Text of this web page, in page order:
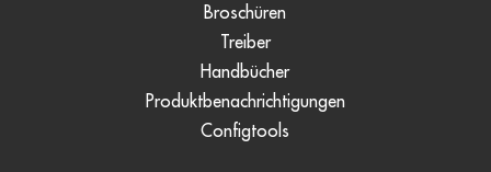
Broschüren
Treiber
Handbücher
Produktbenachrichtigungen
Configtools